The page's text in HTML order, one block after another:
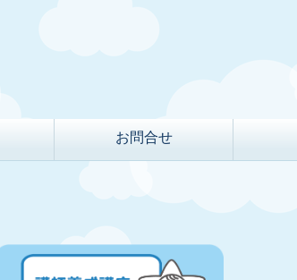
お問合せ